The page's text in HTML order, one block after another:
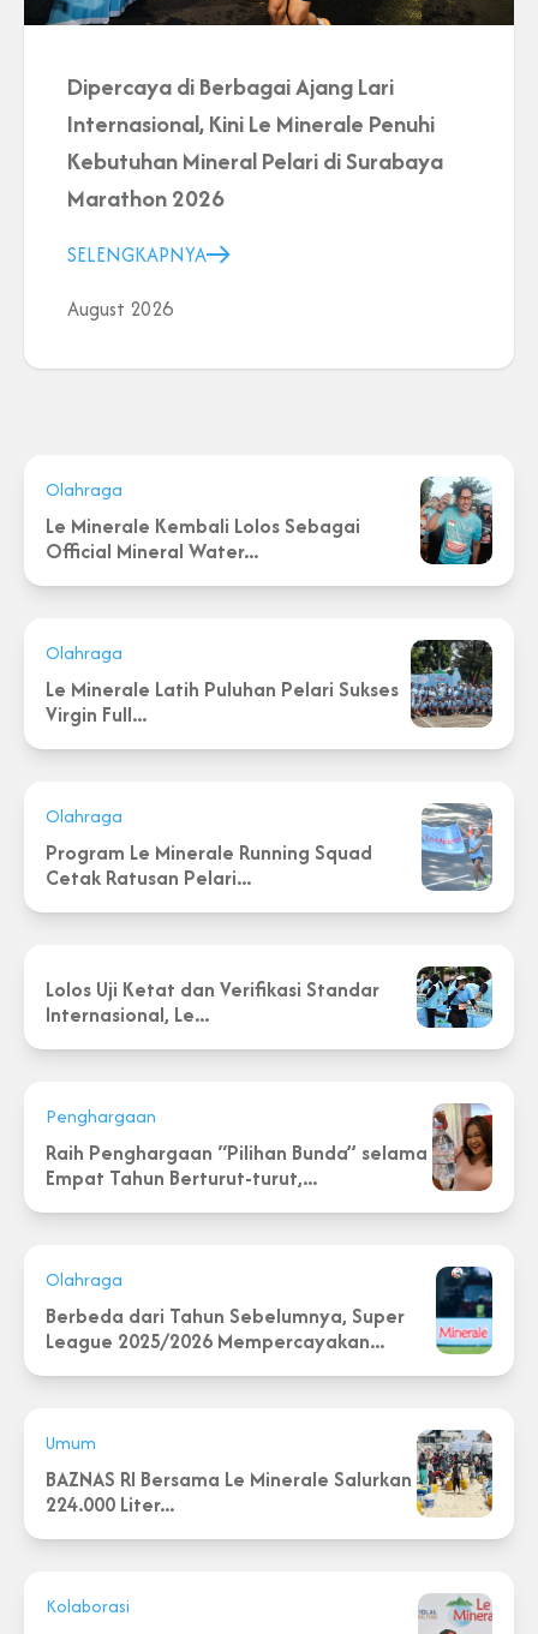
Dipercaya di Berbagai Ajang Lari
Internasional, Kini Le Minerale Penuhi
Kebutuhan Mineral Pelari di Surabaya
Marathon 2026
SELENGKAPNYA
August 2026
Olahraga
Le Minerale Kembali Lolos Sebagai
Official Mineral Water...
Olahraga
Le Minerale Latih Puluhan Pelari Sukses
Virgin Full...
Olahraga
Program Le Minerale Running Squad
Cetak Ratusan Pelari...
Lolos Uji Ketat dan Verifikasi Standar
Internasional, Le...
Penghargaan
Raih Penghargaan “Pilihan Bunda” selama
Empat Tahun Berturut-turut,...
Olahraga
Berbeda dari Tahun Sebelumnya, Super
League 2025/2026 Mempercayakan...
Umum
BAZNAS RI Bersama Le Minerale Salurkan
224.000 Liter...
Kolaborasi